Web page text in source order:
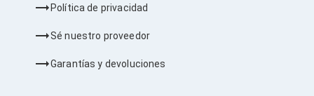
Reproductores MP3 / MP4
Soportes
Proyección
Política de privacidad
Sé nuestro proveedor
Garantías y devoluciones